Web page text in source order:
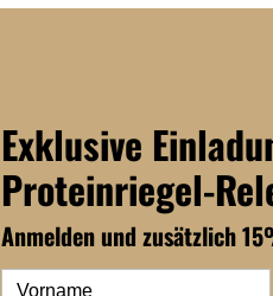
Exklusive
Proteinriegel-
Anmelden und zusätzlich